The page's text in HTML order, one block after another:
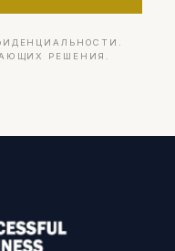
РЕШЕНИЯ.